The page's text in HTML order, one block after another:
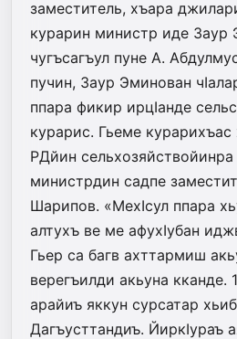
заместитель, хъара
курарин министр иде Заур
чугъсагъул пуне А.
пучин, Заур Эминован
ппара фикир ирцIанде
курарис. Гьеме курарихъас
РДйин
министрдин садпе
Шарипов. «МехIсул ппара
алтухъ ве ме афухIубан
Гьер са багв ахттармиш
верегъилди акьуна кканде.
арайиъ яккун сурсатар
Дагъусттандиъ. ЙиркIураъ